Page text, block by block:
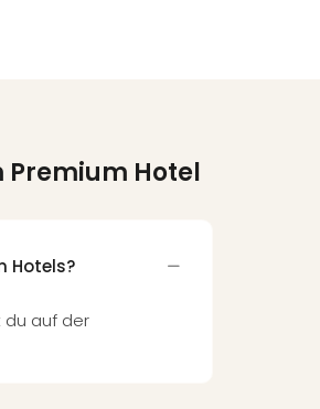
Hotel
Hotels?
du auf der